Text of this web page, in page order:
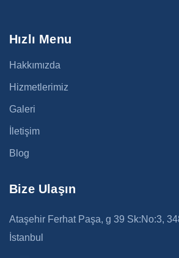
Hızlı Menu
Hakkımızda
Hizmetlerimiz
Galeri
İletişim
Blog
Bize Ulaşın
Ataşehir Ferhat Paşa, g 39 Sk:No:3,
İstanbul